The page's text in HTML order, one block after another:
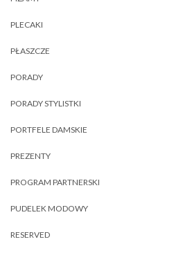
PLECAKI
PŁASZCZE
PORADY
PORADY STYLISTKI
PORTFELE DAMSKIE
PREZENTY
PROGRAM PARTNERSKI
PUDELEK MODOWY
RESERVED